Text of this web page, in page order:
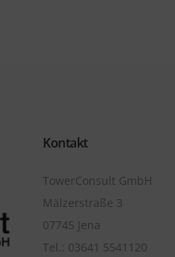
Kontakt
TowerConsult GmbH
Mälzerstraße 3
07745 Jena
Tel.: ‭03641 5541120